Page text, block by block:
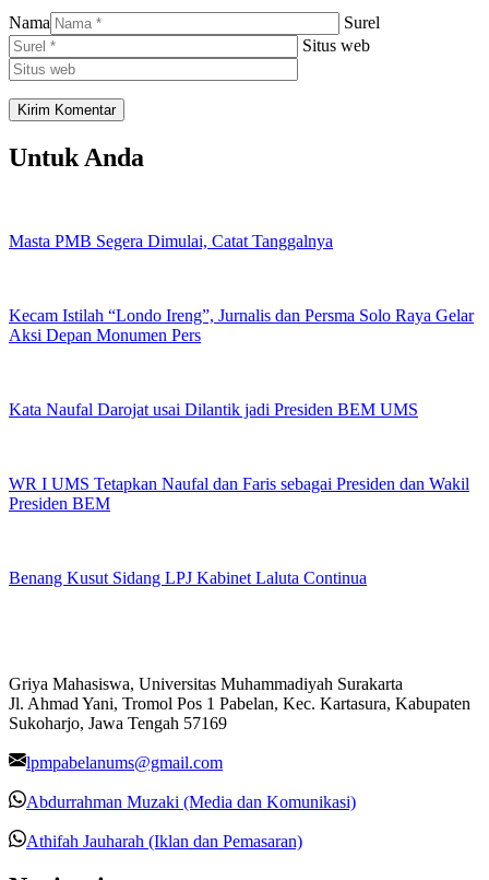
Nama
Surel
Situs web
Untuk Anda
Masta PMB Segera Dimulai, Catat Tanggalnya
Kecam Istilah “Londo Ireng”, Jurnalis dan Persma Solo Raya Gelar
Aksi Depan Monumen Pers
Kata Naufal Darojat usai Dilantik jadi Presiden BEM UMS
WR I UMS Tetapkan Naufal dan Faris sebagai Presiden dan Wakil
Presiden BEM
Benang Kusut Sidang LPJ Kabinet Laluta Continua
Griya Mahasiswa, Universitas Muhammadiyah Surakarta
Jl. Ahmad Yani, Tromol Pos 1 Pabelan, Kec. Kartasura, Kabupaten
Sukoharjo, Jawa Tengah 57169
lpmpabelanums@gmail.com
Abdurrahman Muzaki (Media dan Komunikasi)
Athifah Jauharah (Iklan dan Pemasaran)